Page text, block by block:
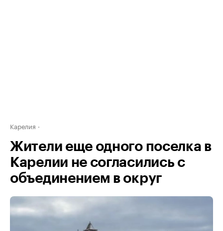
Карелия
Жители еще одного поселка в
Карелии не согласились с
объединением в округ